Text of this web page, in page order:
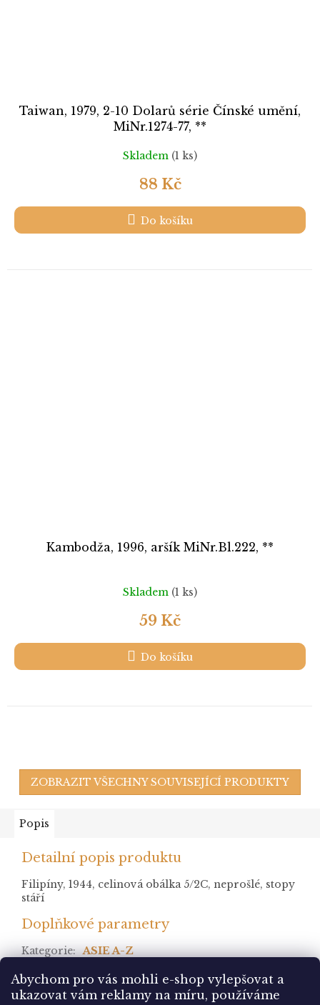
Abychom pro vás mohli e-shop vylepšovat a
ukazovat vám reklamy na míru, používáme
Taiwan, 1979, 2-10 Dolarů série Čínské umění,
MiNr.1274-77, **
Skladem (1 ks)
88 Kč
Do košíku
Kambodža, 1996, aršík MiNr.Bl.222, **
Skladem (1 ks)
59 Kč
Do košíku
ZOBRAZIT VŠECHNY SOUVISEJÍCÍ PRODUKTY
Popis
Detailní popis produktu
Filipíny, 1944, celinová obálka 5/2C, neprošlé, stopy
stáří
Doplňkové parametry
Kategorie: ASIE A-Z